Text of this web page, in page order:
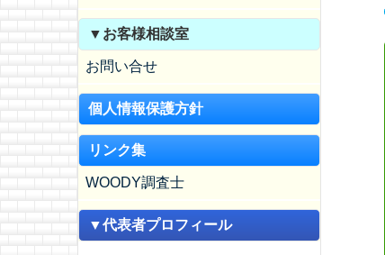
▼お客様相談室
お問い合せ
個人情報保護方針
リンク集
WOODY調査士
▼代表者プロフィール